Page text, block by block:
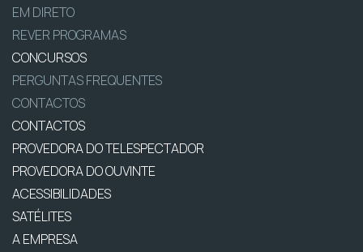
EM DIRETO
REVER PROGRAMAS
CONCURSOS
PERGUNTAS FREQUENTES
CONTACTOS
CONTACTOS
PROVEDORA DO TELESPECTADOR
PROVEDORA DO OUVINTE
ACESSIBILIDADES
SATÉLITES
A EMPRESA